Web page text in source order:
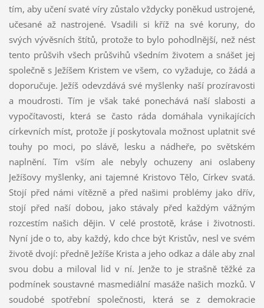
tím, aby učení svaté víry zůstalo vždycky poněkud ustrojené,
učesané až nastrojené. Vsadili si kříž na své koruny, do
svých vývěsních štítů, protože to bylo pohodlnější, než nést
tento průšvih všech průšvihů všedním životem a snášet jej
společně s Ježíšem Kristem ve všem, co vyžaduje, co žádá a
doporučuje. Ježíš odevzdává své myšlenky naší prozíravosti
a moudrosti. Tím je však také ponechává naší slabosti a
vypočítavosti, která se často ráda domáhala vynikajících
církevních míst, protože jí poskytovala možnost uplatnit své
touhy po moci, po slávě, lesku a nádheře, po světském
naplnění. Tím vším ale nebyly ochuzeny ani oslabeny
Ježíšovy myšlenky, ani tajemné Kristovo Tělo, Církev svatá.
Stojí před námi vítězně a před našimi problémy jako dřív,
stojí před naší dobou, jako stávaly před každým vážným
rozcestím našich dějin. V celé prostotě, kráse i životnosti.
Nyní jde o to, aby každý, kdo chce být Kristův, nesl ve svém
životě dvojí: předně Ježíše Krista a jeho odkaz a dále aby znal
svou dobu a miloval lid v ní. Jenže to je strašně těžké za
podmínek soustavné masmediální masáže našich mozků. V
soudobé spotřební společnosti, která se z demokracie